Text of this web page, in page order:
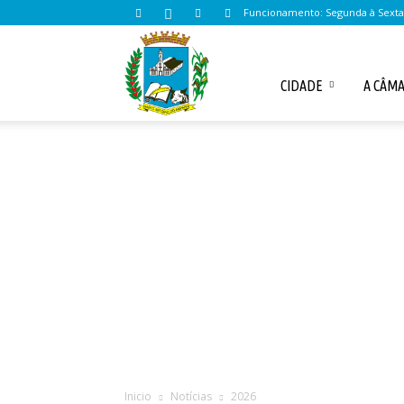
Funcionamento: Segunda à
CIDADE A
Inicio Notícias 2026